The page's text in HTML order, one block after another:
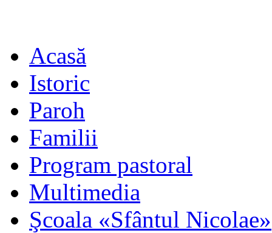
Acasă
Istoric
Paroh
Familii
Program pastoral
Multimedia
Şcoala «Sfântul Nicolae»